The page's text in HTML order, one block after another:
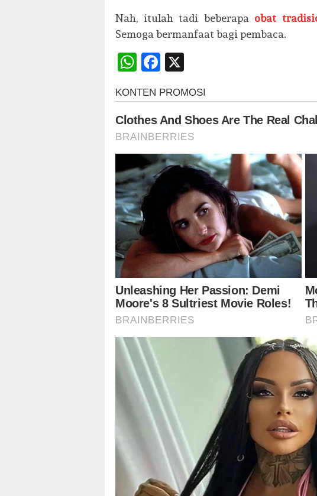
Nah, itulah tadi beberapa obat
Semoga bermanfaat bagi pembaca.
WhatsApp
Facebook